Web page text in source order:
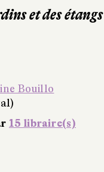
et des étangs
Bouillo
15 libraire(s)